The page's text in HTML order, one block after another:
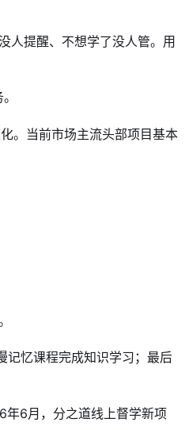
人提醒、不想学了没人管。用
。当前市场主流头部项目基本
记忆课程完成知识学习；最后
年6月，分之道线上督学新项